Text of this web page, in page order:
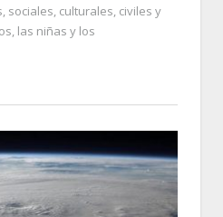
sociales, culturales, civiles y
las niñas y los